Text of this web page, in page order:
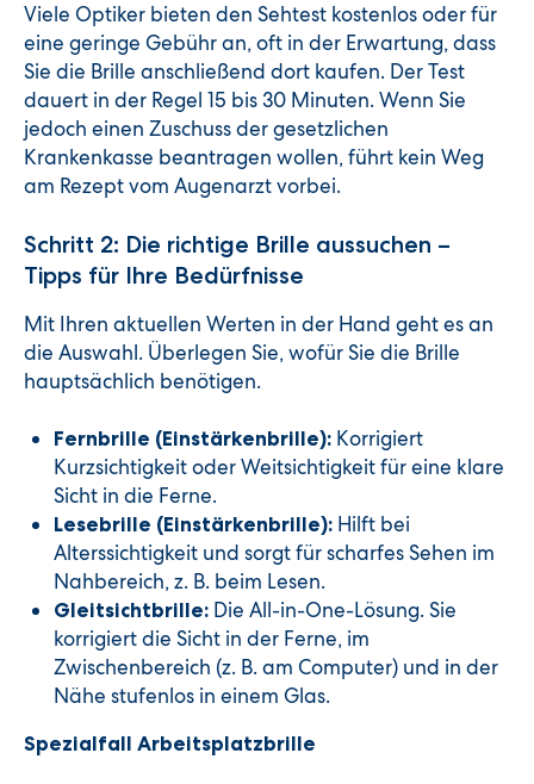
Viele Optiker bieten den Sehtest kostenlos oder für
eine geringe Gebühr an, oft in der Erwartung, dass
Sie die Brille anschließend dort kaufen. Der Test
dauert in der Regel 15 bis 30 Minuten. Wenn Sie
jedoch einen Zuschuss der gesetzlichen
Krankenkasse beantragen wollen, führt kein Weg
am Rezept vom Augenarzt vorbei.
Schritt 2: Die richtige Brille aussuchen –
Tipps für Ihre Bedürfnisse
Mit Ihren aktuellen Werten in der Hand geht es an
die Auswahl. Überlegen Sie, wofür Sie die Brille
hauptsächlich benötigen.
Fernbrille (Einstärkenbrille): Korrigiert
Kurzsichtigkeit oder Weitsichtigkeit für eine klare
Sicht in die Ferne.
Lesebrille (Einstärkenbrille): Hilft bei
Alterssichtigkeit und sorgt für scharfes Sehen im
Nahbereich, z. B. beim Lesen.
Gleitsichtbrille: Die All-in-One-Lösung. Sie
korrigiert die Sicht in der Ferne, im
Zwischenbereich (z. B. am Computer) und in der
Nähe stufenlos in einem Glas.
Spezialfall Arbeitsplatzbrille